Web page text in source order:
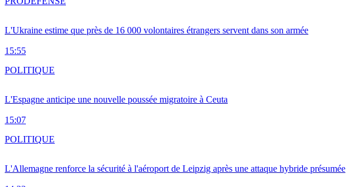
L'Ukraine estime que près de 16 000 volontaires étrangers servent dans son armée
15:55
L'Espagne anticipe une nouvelle poussée migratoire à Ceuta
15:07
POLITIQUE
L'Allemagne renforce la sécurité à l'aéroport de Leipzig après une attaque hybride présumée
POLITIQUE